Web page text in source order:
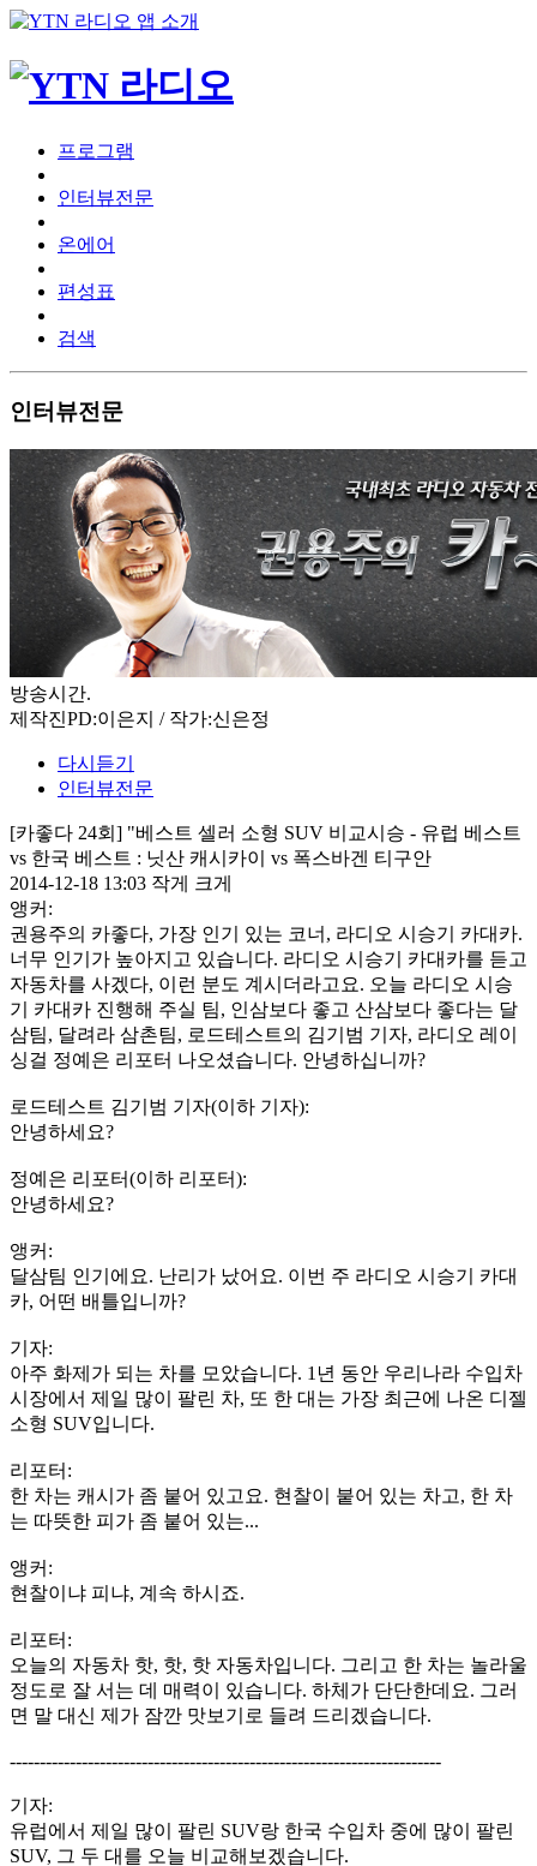
프로그램
인터뷰전문
온에어
편성표
검색
인터뷰전문
방송시간.
제작진PD:이은지 / 작가:신은정
다시듣기
인터뷰전문
[카좋다 24회] "베스트 셀러 소형 SUV 비교시승 - 유럽 베스트
vs 한국 베스트 : 닛산 캐시카이 vs 폭스바겐 티구안
2014-12-18 13:03 작게
크게
앵커:
권용주의 카좋다, 가장 인기 있는 코너, 라디오 시승기 카대카.
너무 인기가 높아지고 있습니다. 라디오 시승기 카대카를 듣고
자동차를 사겠다, 이런 분도 계시더라고요. 오늘 라디오 시승
기 카대카 진행해 주실 팀, 인삼보다 좋고 산삼보다 좋다는 달
삼팀, 달려라 삼촌팀, 로드테스트의 김기범 기자, 라디오 레이
싱걸 정예은 리포터 나오셨습니다. 안녕하십니까?
로드테스트 김기범 기자(이하 기자):
안녕하세요?
정예은 리포터(이하 리포터):
안녕하세요?
앵커:
달삼팀 인기에요. 난리가 났어요. 이번 주 라디오 시승기 카대
카, 어떤 배틀입니까?
기자:
아주 화제가 되는 차를 모았습니다. 1년 동안 우리나라 수입차
시장에서 제일 많이 팔린 차, 또 한 대는 가장 최근에 나온 디젤
소형 SUV입니다.
리포터:
한 차는 캐시가 좀 붙어 있고요. 현찰이 붙어 있는 차고, 한 차
는 따뜻한 피가 좀 붙어 있는...
앵커:
현찰이냐 피냐, 계속 하시죠.
리포터:
오늘의 자동차 핫, 핫, 핫 자동차입니다. 그리고 한 차는 놀라울
정도로 잘 서는 데 매력이 있습니다. 하체가 단단한데요. 그러
면 말 대신 제가 잠깐 맛보기로 들려 드리겠습니다.
------------------------------------------------------------------------
기자:
유럽에서 제일 많이 팔린 SUV랑 한국 수입차 중에 많이 팔린
SUV, 그 두 대를 오늘 비교해보겠습니다.